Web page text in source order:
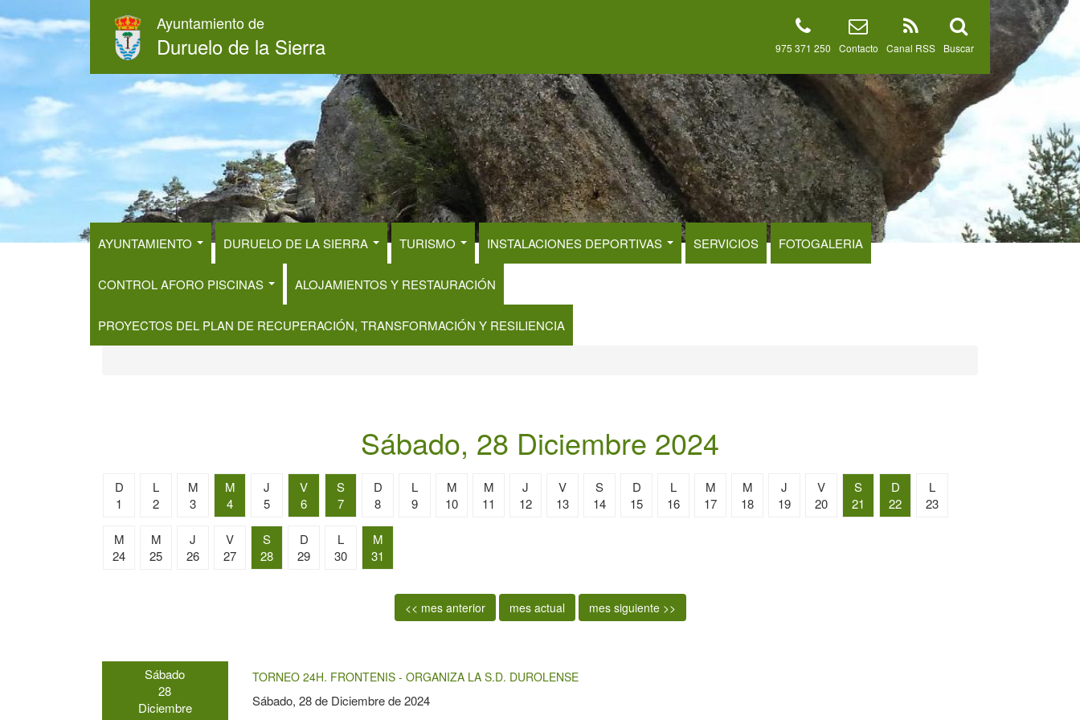
al
contenido
Ayuntamiento de
Duruelo de la Sierra Buscar
Canal RSS
Contacto
975 371 250
AYUNTAMIENTO DURUELO DE LA SIERRA TURISMO INSTALACIONES DEPORTIVAS SERVICIOS FOTOGALERIA
CONTROL AFORO PISCINAS ALOJAMIENTOS Y RESTAURACIÓN
PROYECTOS DEL PLAN DE RECUPERACIÓN, TRANSFORMACIÓN Y RESILIENCIA
Sábado, 28 Diciembre 2024
D
1
L
2
M
3
M
4
J
5
V
6
S
7
D
8
L
9
M
10
M
11
J
12
V
13
S
14
D
15
L
16
M
17
M
18
J
19
V
20
S
21
D
22
L
23
M
24
M
25
J
26
V
27
S
28
D
29
L
30
M
31
<< mes anterior mes actual mes siguiente >>
Sábado
28
Diciembre
TORNEO 24H. FRONTENIS - ORGANIZA LA S.D. DUROLENSE
Sábado, 28 de Diciembre de 2024